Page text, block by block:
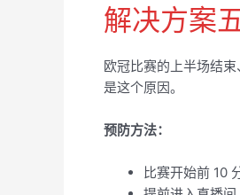
解决方案
欧冠比赛的上半场结
是这个原因。
预防方法：
比赛开始前 10